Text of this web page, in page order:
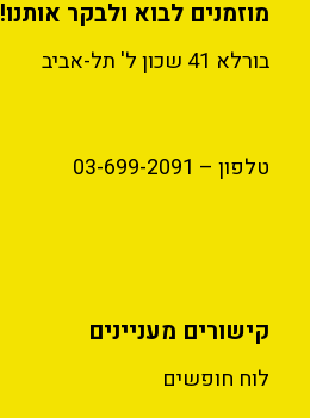
מוזמנים לבוא ולבקר אותנו!
בורלא 41 שכון ל' תל-אביב
טלפון – 03-699-2091
קישורים מעניינים
לוח חופשים